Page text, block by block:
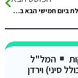
מגיעים לאילת ביום חמישי הבא בסביבות 20:00. מה אומרים, כדאי לחצות את הגבול בלילה ולהתקדם לעבר דהב או לחכות…
המל"ל
סיני) וירדן